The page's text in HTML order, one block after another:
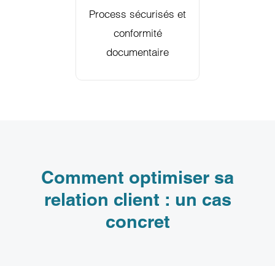
Process sécurisés et
conformité
documentaire
Comment optimiser sa
relation client : un cas
concret